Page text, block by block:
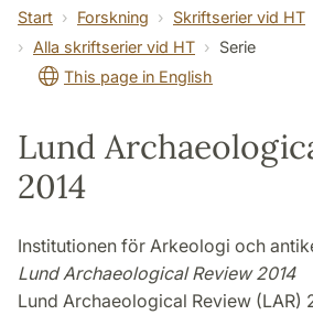
Start Forskning
Skriftserier vid HT
Alla skriftserier vid HT
Serie
This page in English
Lund
2014
Institutionen för Arkeologi och
Lund Archaeological Review 2014
Lund Archaeological Review (LAR)